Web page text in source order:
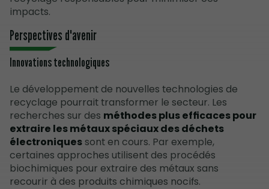
impacts.
Perspectives d'avenir
Innovations technologiques
Le développement de nouvelles technologies de
recyclage pourrait transformer le secteur. Les
recherches sur des méthodes plus efficaces pour
extraire les métaux spéciaux des déchets
électroniques sont en cours. Par exemple,
certaines approches utilisent des procédés
biochimiques pour extraire des métaux sans
recourir à des produits chimiques nocifs.